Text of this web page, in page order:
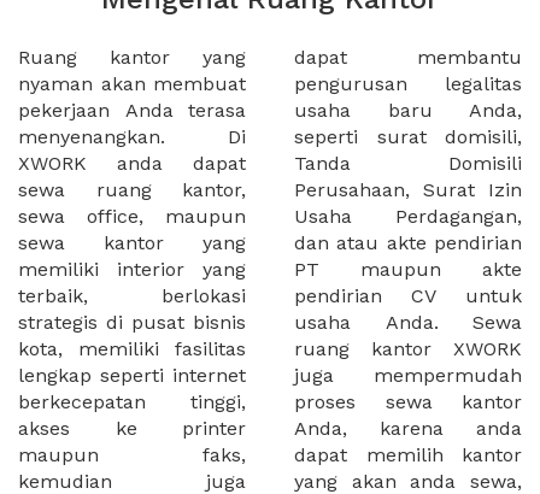
Ruang kantor yang
nyaman akan membuat
pekerjaan Anda terasa
menyenangkan. Di
XWORK anda dapat
sewa ruang kantor,
sewa office, maupun
sewa kantor yang
memiliki interior yang
terbaik, berlokasi
strategis di pusat bisnis
kota, memiliki fasilitas
lengkap seperti internet
berkecepatan tinggi,
akses ke printer
maupun faks,
kemudian juga
dapat membantu
pengurusan legalitas
usaha baru Anda,
seperti surat domisili,
Tanda Domisili
Perusahaan, Surat Izin
Usaha Perdagangan,
dan atau akte pendirian
PT maupun akte
pendirian CV untuk
usaha Anda. Sewa
ruang kantor XWORK
juga mempermudah
proses sewa kantor
Anda, karena anda
dapat memilih kantor
yang akan anda sewa,